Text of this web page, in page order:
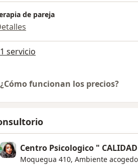
de pareja
servicio
¿Cómo funcionan los precios?
Centro Psicologico "
Moquegua 410, Ambiente